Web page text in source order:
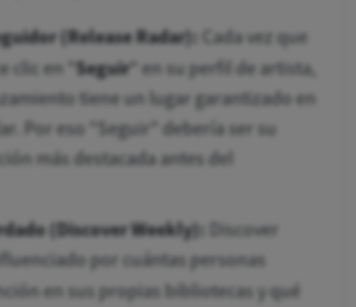
(Release Radar):
Cada vez que
clic en " Seguir" en su perfil de artista,
tiene un lugar garantizado en
Por eso "Seguir" debería ser su
más destacada antes del
(Discover Weekly):
Discover
por cuántas personas
en sus propias bibliotecas y qué